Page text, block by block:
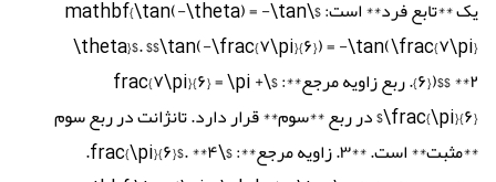
یک **تابع فرد** است: $\mathbf{\tan(-\theta) = -\tan
\theta}$. $$\tan(-\frac{۷\pi}{۶}) = -\tan(\frac{۷\pi}
{۶})$$ **۲. ربع زاویه مرجع**: $\frac{۷\pi}{۶} = \pi +
\frac{\pi}{۶}$ در ربع **سوم** قرار دارد. تانژانت در ربع سوم
**مثبت** است. **۳. زاویه مرجع**: $\frac{\pi}{۶}$. **۴.